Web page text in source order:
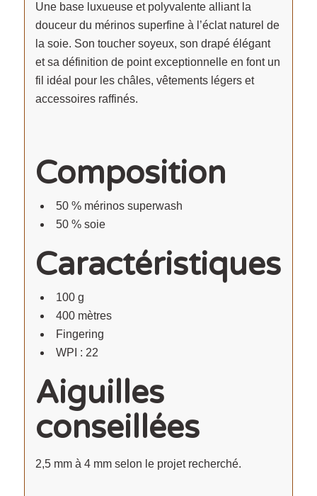
Une base luxueuse et polyvalente alliant la
douceur du mérinos superfine à l’éclat naturel de
la soie. Son toucher soyeux, son drapé élégant
et sa définition de point exceptionnelle en font un
fil idéal pour les châles, vêtements légers et
accessoires raffinés.
Composition
50 % mérinos superwash
50 % soie
Caractéristiques
100 g
400 mètres
Fingering
WPI : 22
Aiguilles
conseillées
2,5 mm à 4 mm selon le projet recherché.